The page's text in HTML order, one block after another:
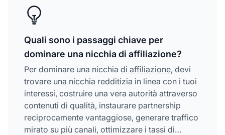
Quali sono i passaggi chiave per
dominare una nicchia di affiliazione?
Per dominare una nicchia di affiliazione, devi
trovare una nicchia redditizia in linea con i tuoi
interessi, costruire una vera autorità attraverso
contenuti di qualità, instaurare partnership
reciprocamente vantaggiose, generare traffico
mirato su più canali, ottimizzare i tassi di